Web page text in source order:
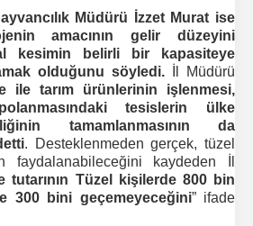
Müdürü İzzet Murat ise
amacının
gelir düzeyini
kesimin belirli bir kapasiteye
olduğunu söyledi. İl Müdürü
ile tarım ürünlerinin işlenmesi,
tesislerin ülke
tamamlanmasının da
. Desteklenmeden gerçek, tüzel
faydalanabileceğini kaydeden İl
tutarının Tüzel kişilerde 800 bin
300 bini geçemeyeceğini” ifade